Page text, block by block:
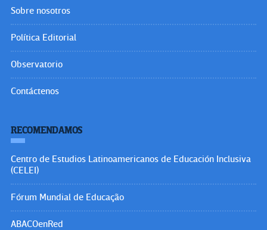
Sobre nosotros
Política Editorial
Observatorio
Contáctenos
RECOMENDAMOS
Centro de Estudios Latinoamericanos de Educación Inclusiva
(CELEI)
Fórum Mundial de Educação
ABACOenRed